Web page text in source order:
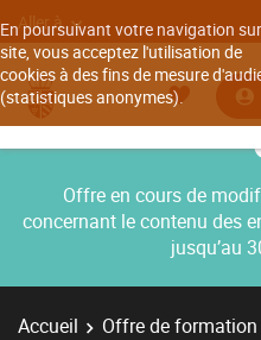
En poursuivant votre navigation
site, vous acceptez l'utilisation de
cookies à des fins de mesure
(statistiques anonymes).
Aller à
Offre en cours de
concernant le contenu des
jusqu’au
Accueil Offre de formation